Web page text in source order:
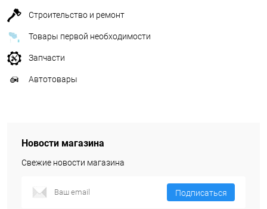
Строительство и ремонт
Товары первой необходимости
Запчасти
Автотовары
Новости магазина
Свежие новости магазина
Подписаться